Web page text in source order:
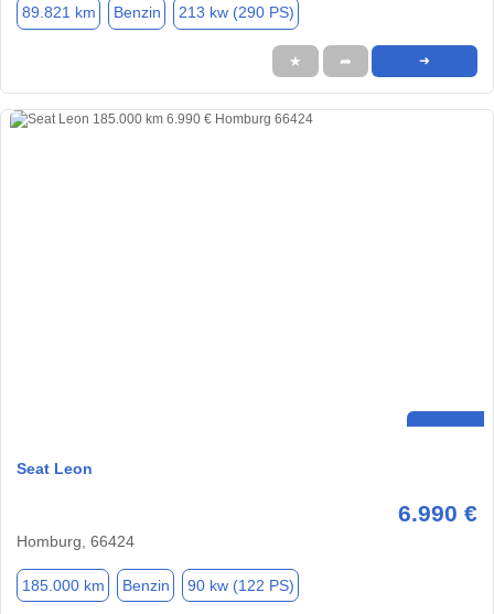
89.821 km Benzin 213 kw (290 PS)
★ ➦ ➜
Seat Leon
6.990 €
Homburg, 66424
185.000 km Benzin 90 kw (122 PS)